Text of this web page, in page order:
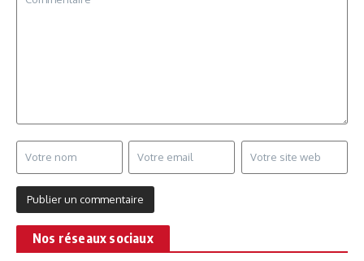
Nos réseaux sociaux